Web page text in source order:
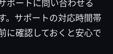
ポートに問い合わせる
。サポートの対応時間帯
に確認しておくと安心で